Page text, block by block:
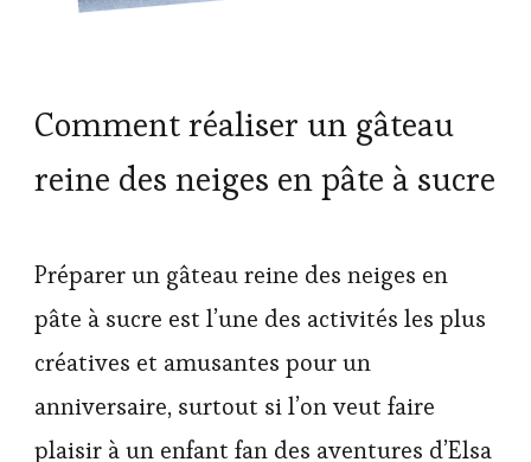
Comment réaliser un gâteau
reine des neiges en pâte à sucre
Préparer un gâteau reine des neiges en
pâte à sucre est l’une des activités les plus
créatives et amusantes pour un
anniversaire, surtout si l’on veut faire
plaisir à un enfant fan des aventures d’Elsa